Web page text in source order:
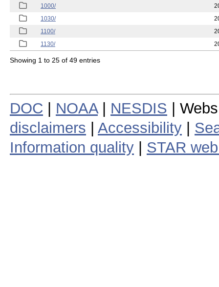
1000/
1030/
1100/
1130/
Showing 1 to 25 of 49 entries
DOC NOAA| NESDIS |
disclaimers
Accessibility
Information quality
STAR